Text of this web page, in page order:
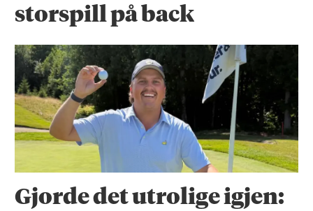
storspill på back
Gjorde det utrolige igjen: